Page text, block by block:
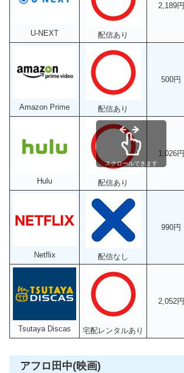
U-NEXT 配信あり
2,189円
Amazon Prime 配信あり
500円
Hulu 配信あり
1,026円
Netflix 配信なし
990円
Tsutaya Discas 宅配レンタルあり
2,052円
スクロールできます
アフロ田中(映画)